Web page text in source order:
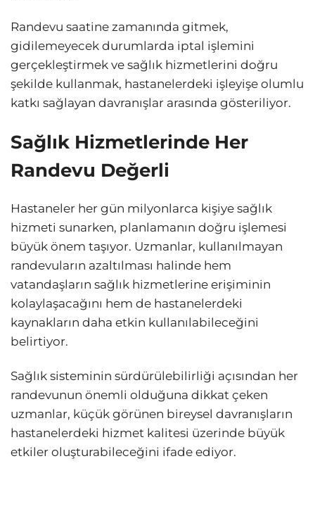
Randevu saatine zamanında gitmek,
gidilemeyecek durumlarda iptal işlemini
gerçekleştirmek ve sağlık hizmetlerini doğru
şekilde kullanmak, hastanelerdeki işleyişe olumlu
katkı sağlayan davranışlar arasında gösteriliyor.
Sağlık Hizmetlerinde Her
Randevu Değerli
Hastaneler her gün milyonlarca kişiye sağlık
hizmeti sunarken, planlamanın doğru işlemesi
büyük önem taşıyor. Uzmanlar, kullanılmayan
randevuların azaltılması halinde hem
vatandaşların sağlık hizmetlerine erişiminin
kolaylaşacağını hem de hastanelerdeki
kaynakların daha etkin kullanılabileceğini
belirtiyor.
Sağlık sisteminin sürdürülebilirliği açısından her
randevunun önemli olduğuna dikkat çeken
uzmanlar, küçük görünen bireysel davranışların
hastanelerdeki hizmet kalitesi üzerinde büyük
etkiler oluşturabileceğini ifade ediyor.